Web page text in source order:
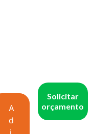
A
d
Solicitar
orçamento